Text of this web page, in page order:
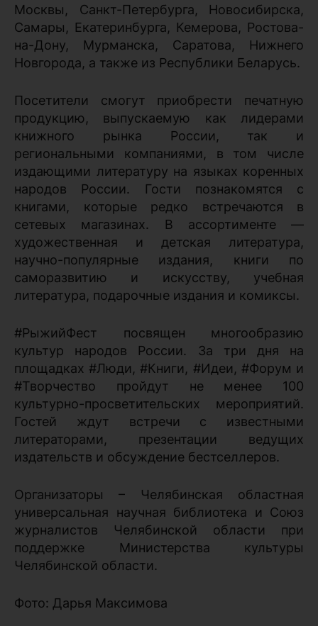
Москвы, Санкт-Петербурга, Новосибирска,
Самары, Екатеринбурга, Кемерова, Ростова-
на-Дону, Мурманска, Саратова, Нижнего
Новгорода, а также из Республики Беларусь.
Посетители смогут приобрести печатную
продукцию, выпускаемую как лидерами
книжного рынка России, так и
региональными компаниями, в том числе
издающими литературу на языках коренных
народов России. Гости познакомятся с
книгами, которые редко встречаются в
сетевых магазинах. В ассортименте —
художественная и детская литература,
научно-популярные издания, книги по
саморазвитию и искусству, учебная
литература, подарочные издания и комиксы.
#РыжийФест посвящен многообразию
культур народов России. За три дня на
площадках #Люди, #Книги, #Идеи, #Форум и
#Творчество пройдут не менее 100
культурно-просветительских мероприятий.
Гостей ждут встречи с известными
литераторами, презентации ведущих
издательств и обсуждение бестселлеров.
Организаторы – Челябинская областная
универсальная научная библиотека и Союз
журналистов Челябинской области при
поддержке Министерства культуры
Челябинской области.
Фото: Дарья Максимова